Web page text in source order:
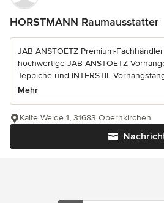
HORSTMANN Raumausstatter
JAB ANSTOETZ Premium-
hochwertige JAB ANSTOETZ
Teppiche und INTERSTIL
Mehr
Kalte Weide 1, 31683 Obernkirchen